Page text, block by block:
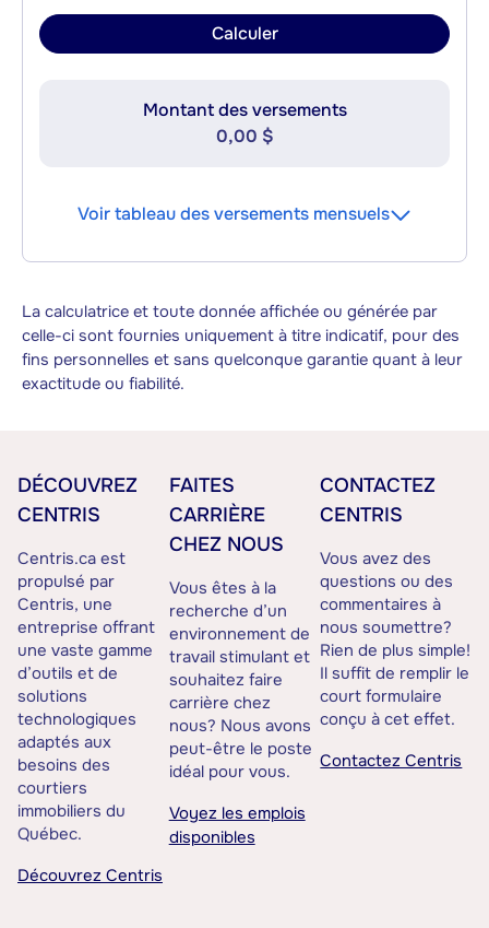
Calculer
Montant des versements
0,00 $
Voir tableau des versements mensuels
La calculatrice et toute donnée affichée ou générée par
celle-ci sont fournies uniquement à titre indicatif, pour des
fins personnelles et sans quelconque garantie quant à leur
exactitude ou fiabilité.
DÉCOUVREZ
CENTRIS
Centris.ca est
propulsé par
Centris, une
entreprise offrant
une vaste gamme
d’outils et de
solutions
technologiques
adaptés aux
besoins des
courtiers
immobiliers du
Québec.
Découvrez Centris
FAITES
CARRIÈRE
CHEZ NOUS
Vous êtes à la
recherche d’un
environnement de
travail stimulant et
souhaitez faire
carrière chez
nous? Nous avons
peut-être le poste
idéal pour vous.
Voyez les emplois
disponibles
CONTACTEZ
CENTRIS
Vous avez des
questions ou des
commentaires à
nous soumettre?
Rien de plus simple!
Il suffit de remplir le
court formulaire
conçu à cet effet.
Contactez Centris